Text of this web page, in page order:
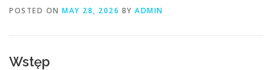
POSTED ON MAY 28, 2026 BY ADMIN
Wstęp